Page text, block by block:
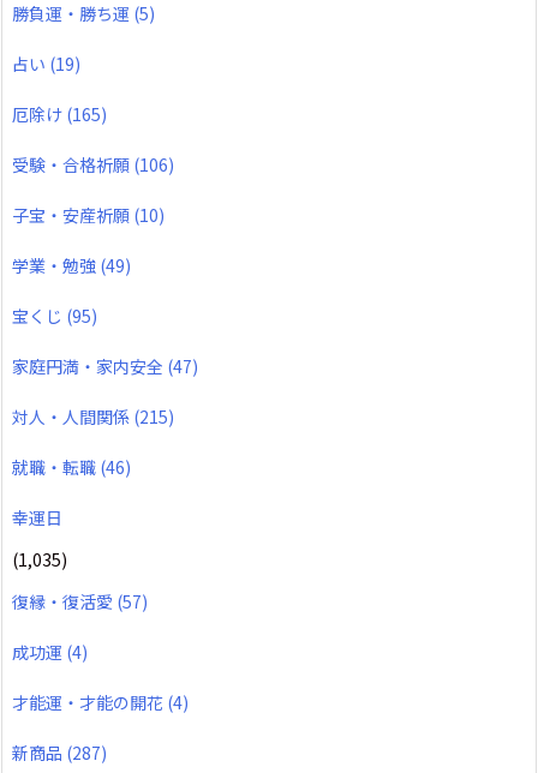
勝負運・勝ち運 (5)
占い (19)
厄除け (165)
受験・合格祈願 (106)
子宝・安産祈願 (10)
学業・勉強 (49)
宝くじ (95)
家庭円満・家内安全 (47)
対人・人間関係 (215)
就職・転職 (46)
幸運日
(1,035)
復縁・復活愛 (57)
成功運 (4)
才能運・才能の開花 (4)
新商品 (287)